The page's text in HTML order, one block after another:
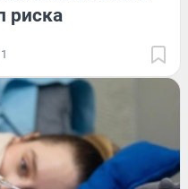
риска
1